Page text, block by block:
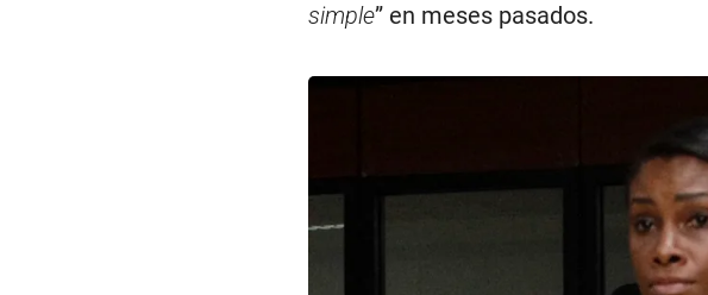
simple” en meses pasados.